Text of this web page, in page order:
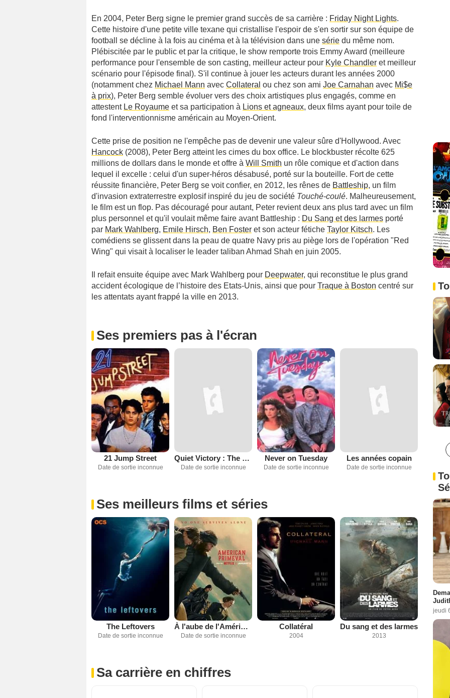
En 2004, Peter Berg signe le premier grand succès de sa carrière : Friday Night Lights.
Cette histoire d'une petite ville texane qui cristallise l'espoir de s'en sortir sur son équipe de
football se décline à la fois au cinéma et à la télévision dans une série du même nom.
Plébiscitée par le public et par la critique, le show remporte trois Emmy Award (meilleure
performance pour l'ensemble de son casting, meilleur acteur pour Kyle Chandler et meilleur
scénario pour l'épisode final). S'il continue à jouer les acteurs durant les années 2000
(notamment chez Michael Mann avec Collateral ou chez son ami Joe Carnahan avec Mi$e
à prix), Peter Berg semble évoluer vers des choix artistiques plus engagés, comme en
attestent Le Royaume et sa participation à Lions et agneaux, deux films ayant pour toile de
fond l'interventionnisme américain au Moyen-Orient.
Cette prise de position ne l'empêche pas de devenir une valeur sûre d'Hollywood. Avec
Hancock (2008), Peter Berg atteint les cimes du box office. Le blockbuster récolte 625
millions de dollars dans le monde et offre à Will Smith un rôle comique et d'action dans
lequel il excelle : celui d'un super-héros désabusé, porté sur la bouteille. Fort de cette
réussite financière, Peter Berg se voit confier, en 2012, les rênes de Battleship, un film
d'invasion extraterrestre explosif inspiré du jeu de société Touché-coulé. Malheureusement,
le film est un flop. Pas découragé pour autant, Peter revient deux ans plus tard avec un film
plus personnel et qu'il voulait même faire avant Battleship : Du Sang et des larmes porté
par Mark Wahlberg, Emile Hirsch, Ben Foster et son acteur fétiche Taylor Kitsch. Les
comédiens se glissent dans la peau de quatre Navy pris au piège lors de l'opération "Red
Wing" qui visait à localiser le leader taliban Ahmad Shah en juin 2005.
Il refait ensuite équipe avec Mark Wahlberg pour Deepwater, qui reconstitue le plus grand
accident écologique de l’histoire des Etats-Unis, ainsi que pour Traque à Boston centré sur
les attentats ayant frappé la ville en 2013.
Ses premiers pas à l'écran
21 Jump Street
Date de sortie inconnue
Quiet Victory : The Charlie Wedemeyer Story
Date de sortie inconnue
Never on Tuesday
Date de sortie inconnue
Les années copain
Date de sortie inconnue
Ses meilleurs films et séries
The Leftovers
Date de sortie inconnue
À l'aube de l'Amérique
Date de sortie inconnue
Collatéral
2004
Du sang et des larmes
2013
Sa carrière en chiffres
jeudi